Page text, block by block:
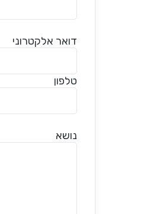
דואר אלקטרוני
טלפון
נושא